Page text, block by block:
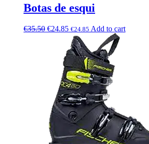
Botas de esqui
€35.50 €24.85 €24.85 Add to cart